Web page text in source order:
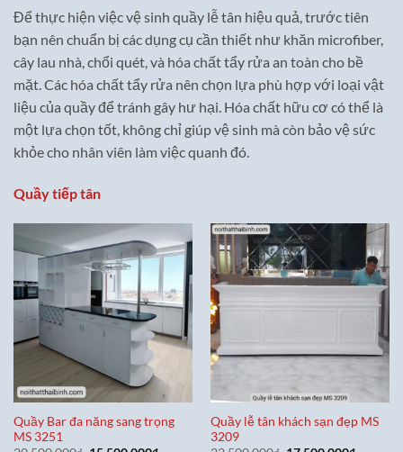
Để thực hiện việc vệ sinh quầy lễ tân hiệu quả, trước tiên
bạn nên chuẩn bị các dụng cụ cần thiết như khăn microfiber,
cây lau nhà, chổi quét, và hóa chất tẩy rửa an toàn cho bề
mặt. Các hóa chất tẩy rửa nên chọn lựa phù hợp với loại vật
liệu của quầy để tránh gây hư hại. Hóa chất hữu cơ có thể là
một lựa chọn tốt, không chỉ giúp vệ sinh mà còn bảo vệ sức
khỏe cho nhân viên làm việc quanh đó.
Quầy tiếp tân
Quầy Bar đa năng sang trọng
MS 3251
Quầy lễ tân khách sạn đẹp MS
3209